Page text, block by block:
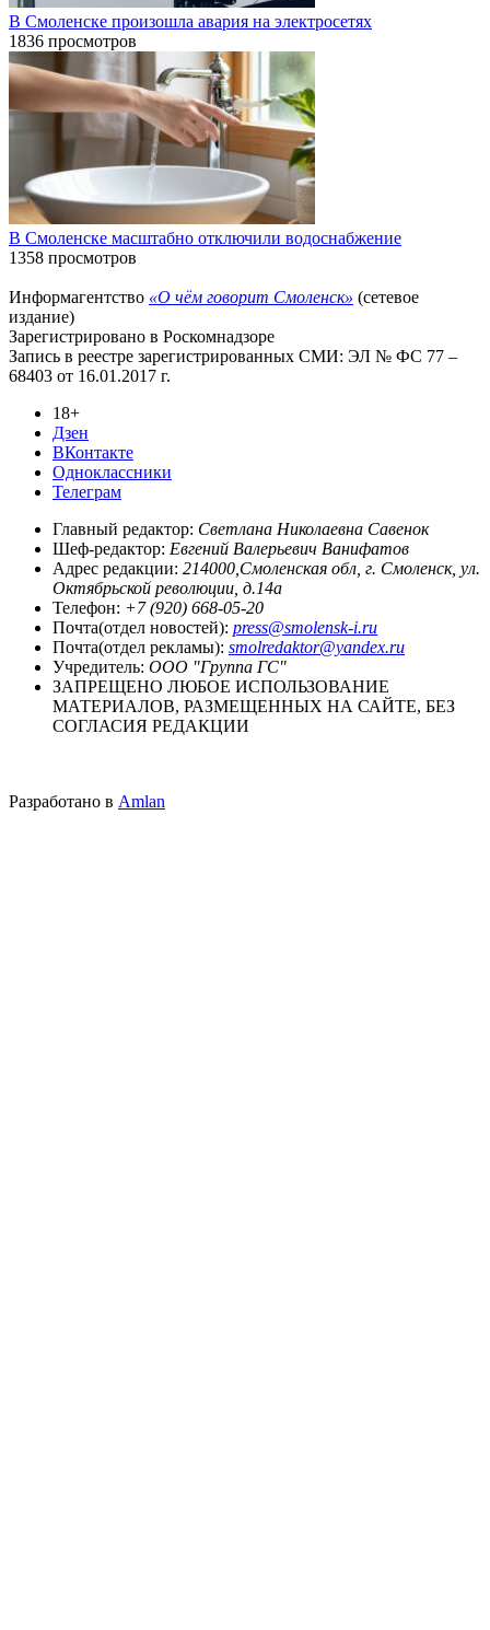
В Смоленске произошла авария на электросетях
1836 просмотров
В Смоленске масштабно отключили водоснабжение
1358 просмотров
Информагентство «О чём говорит Смоленск» (сетевое
издание)
Зарегистрировано в Роскомнадзоре
Запись в реестре зарегистрированных СМИ: ЭЛ № ФС 77 –
68403 от 16.01.2017 г.
18+
Дзен
ВКонтакте
Одноклассники
Телеграм
Главный редактор: Светлана Николаевна Савенок
Шеф-редактор: Евгений Валерьевич Ванифатов
Адрес редакции: 214000,Смоленская обл, г. Смоленск, ул.
Октябрьской революции, д.14а
Телефон: +7 (920) 668-05-20
Почта(отдел новостей): press@smolensk-i.ru
Почта(отдел рекламы): smolredaktor@yandex.ru
Учредитель: ООО "Группа ГС"
ЗАПРЕЩЕНО ЛЮБОЕ ИСПОЛЬЗОВАНИЕ
МАТЕРИАЛОВ, РАЗМЕЩЕННЫХ НА САЙТЕ, БЕЗ
СОГЛАСИЯ РЕДАКЦИИ
Разработано в Amlan